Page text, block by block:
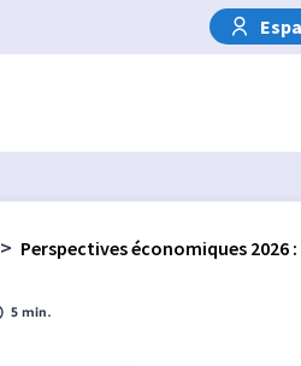
> Perspectives économiques 2026
5 min.